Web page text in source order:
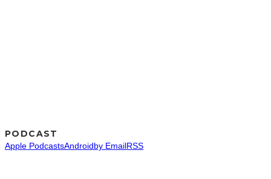
PODCAST
Apple PodcastsAndroidby EmailRSS